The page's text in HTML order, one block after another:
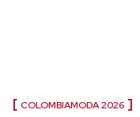
COLOMBIAMODA 2026